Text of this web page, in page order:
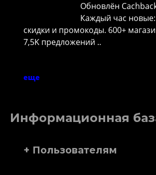
Обновлён
Каждый час
скидки и промокоды. 600+
7,5K предложений ..
еще
Информационная
+ Пользователям